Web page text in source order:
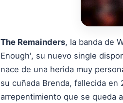
The Remainders, la banda de
Enough', su nuevo single
nace de una herida muy
su cuñada Brenda, fallecida en
arrepentimiento que se queda